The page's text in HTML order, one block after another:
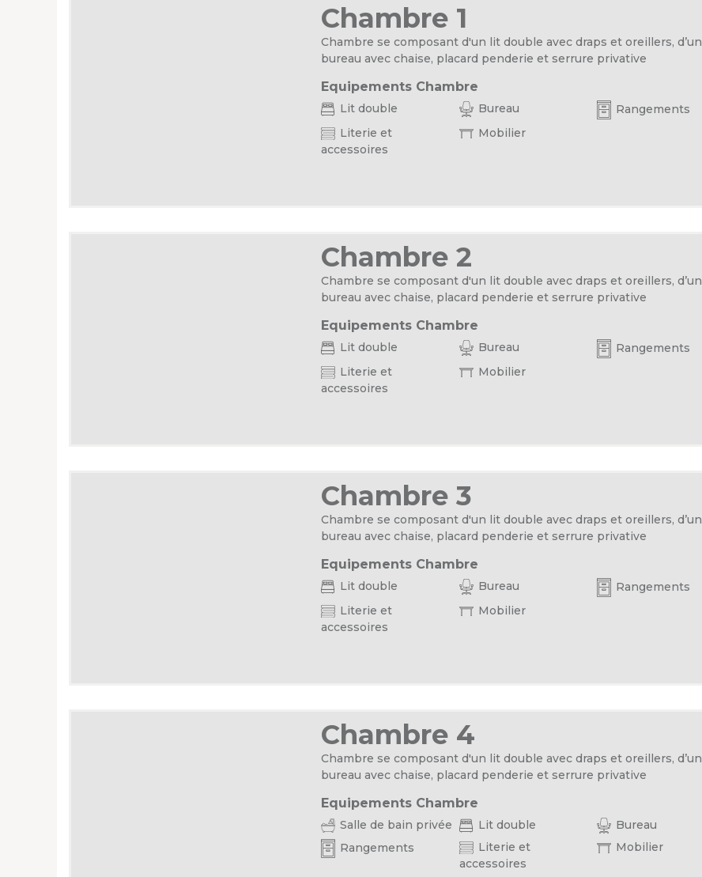
Chambre 1
Chambre se composant d'un lit double avec draps et oreillers, d’un
bureau avec chaise, placard penderie et serrure privative
Equipements Chambre
Lit double Bureau
Rangements
Literie et
accessoires
Mobilier
Chambre 2
Chambre se composant d'un lit double avec draps et oreillers, d’un
bureau avec chaise, placard penderie et serrure privative
Equipements Chambre
Lit double Bureau
Rangements
Literie et
accessoires
Mobilier
Chambre 3
Chambre se composant d'un lit double avec draps et oreillers, d’un
bureau avec chaise, placard penderie et serrure privative
Equipements Chambre
Lit double Bureau
Rangements
Literie et
accessoires
Mobilier
Chambre 4
Chambre se composant d'un lit double avec draps et oreillers, d’un
bureau avec chaise, placard penderie et serrure privative
Equipements Chambre
Salle de bain privée Lit double
Bureau
Rangements
Literie et
accessoires
Mobilier